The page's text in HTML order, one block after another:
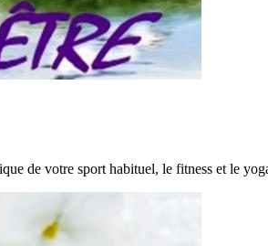
de votre sport habituel, le fitness et le